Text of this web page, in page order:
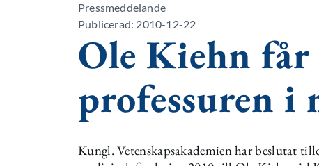
Pressmeddelande
Publicerad: 2010-12-22
Ole Kiehn får
professuren i
Kungl. Vetenskapsakademien har beslutat